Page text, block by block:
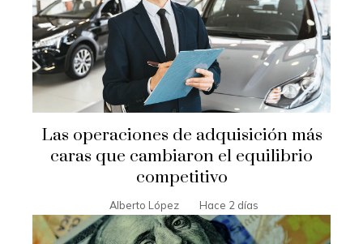
Las operaciones de adquisición más
caras que cambiaron el equilibrio
competitivo
Alberto López Hace 2 días